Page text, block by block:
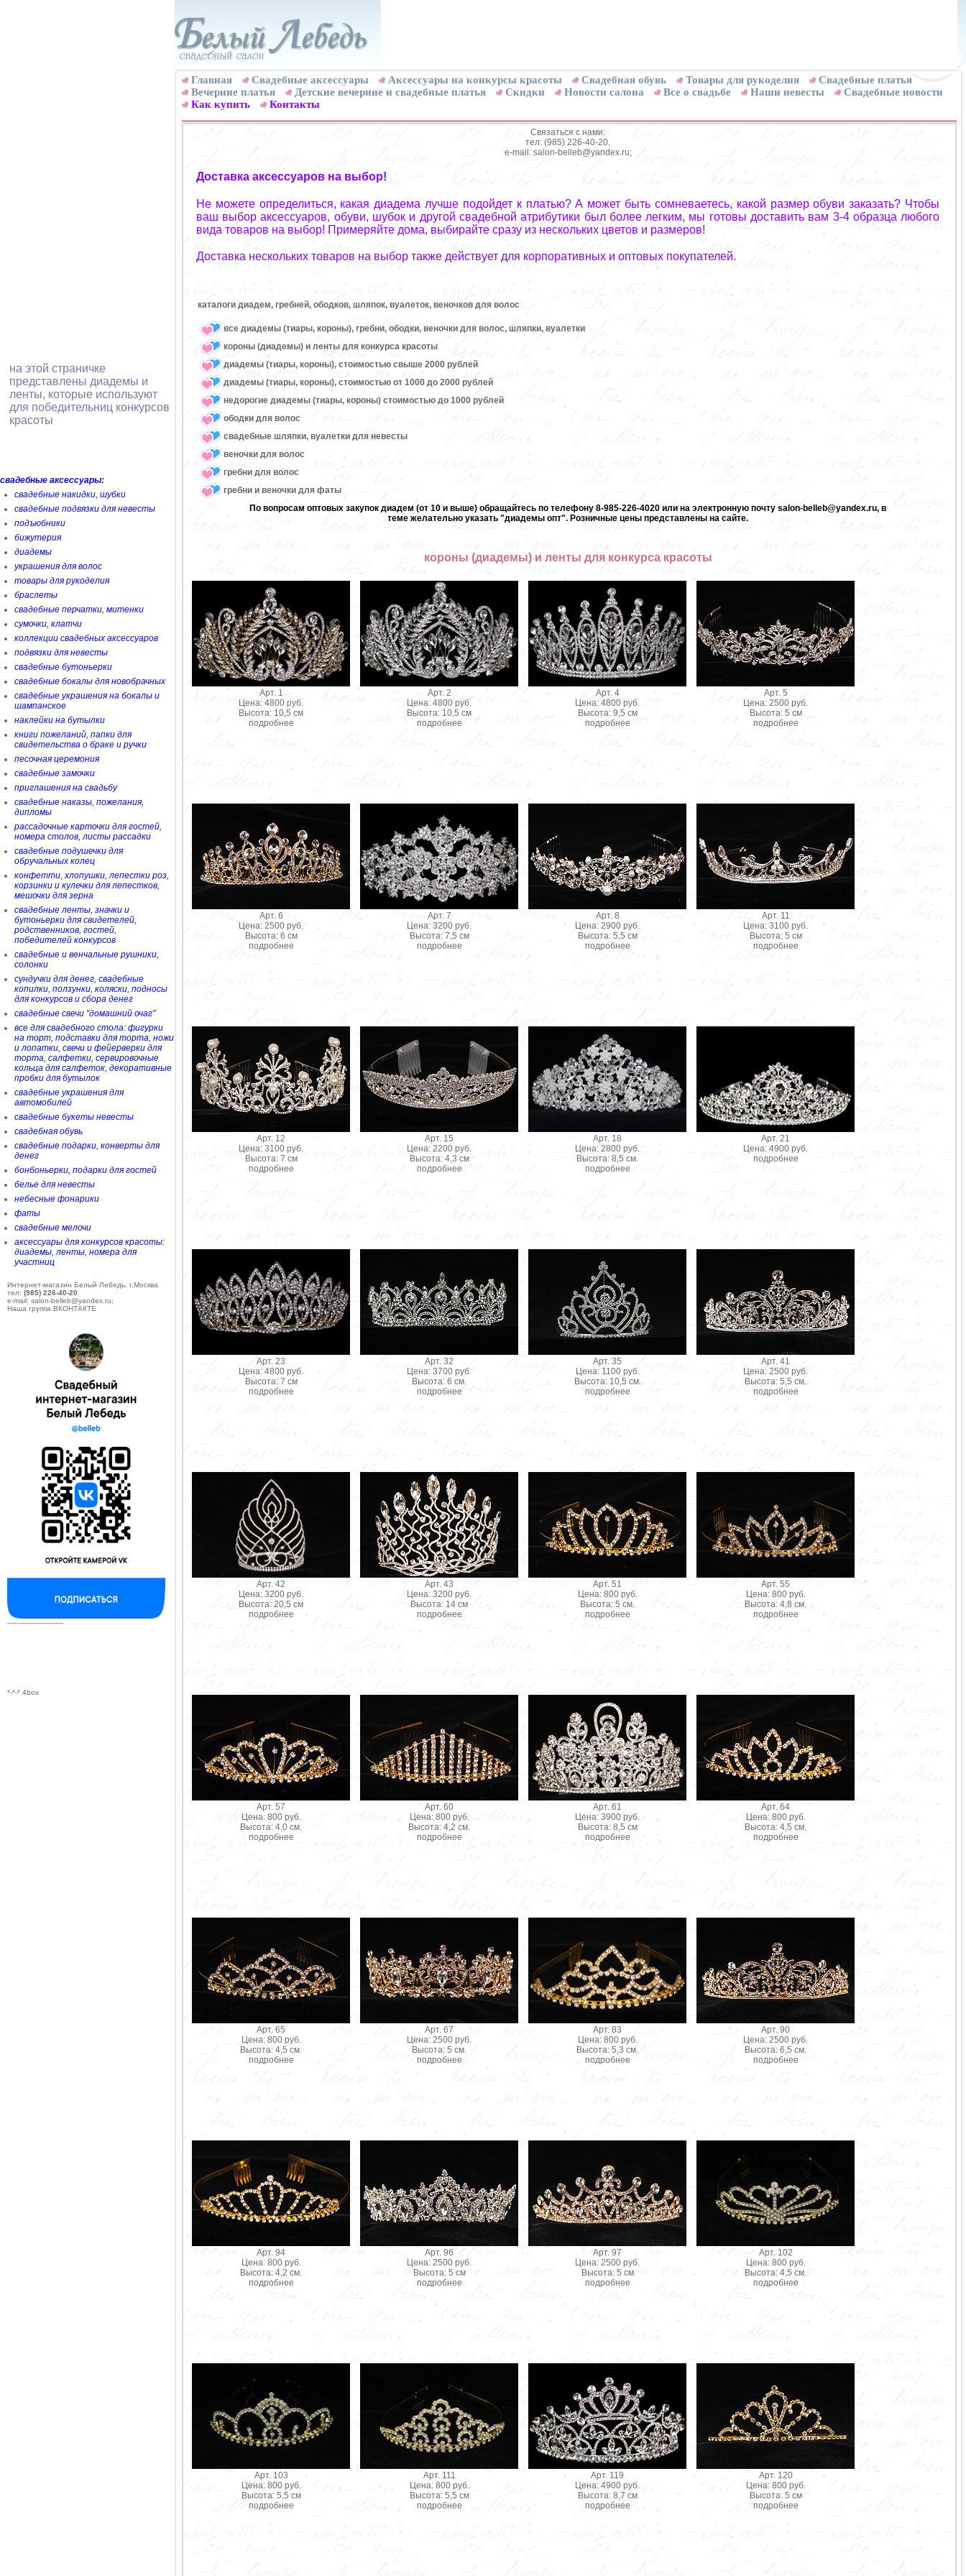
на этой страничке
представлены диадемы и
ленты, которые используют
для победительниц конкурсов
красоты
свадебные аксессуары:
свадебные накидки, шубки
свадебные подвязки для невесты
подъюбники
бижутерия
диадемы
украшения для волос
товары для рукоделия
браслеты
свадебные перчатки, митенки
сумочки, клатчи
коллекции свадебных аксессуаров
подвязки для невесты
свадебные бутоньерки
свадебные бокалы для новобрачных
свадебные украшения на бокалы и
шампанское
наклейки на бутылки
книги пожеланий, папки для
свидетельства о браке и ручки
песочная церемония
свадебные замочки
приглашения на свадьбу
свадебные наказы, пожелания,
дипломы
рассадочные карточки для гостей,
номера столов, листы рассадки
свадебные подушечки для
обручальных колец
конфетти, хлопушки, лепестки роз,
корзинки и кулечки для лепестков,
мешочки для зерна
свадебные ленты, значки и
бутоньерки для свидетелей,
родственников, гостей,
победителей конкурсов
свадебные и венчальные рушники,
солонки
сундучки для денег, свадебные
копилки, ползунки, коляски, подносы
для конкурсов и сбора денег
свадебные свечи "домашний очаг"
все для свадебного стола: фигурки
на торт, подставки для торта, ножи
и лопатки, свечи и фейерверки для
торта, салфетки, сервировочные
кольца для салфеток, декоративные
пробки для бутылок
свадебные украшения для
автомобилей
свадебные букеты невесты
свадебная обувь
свадебные подарки, конверты для
денег
бонбоньерки, подарки для гостей
белье для невесты
небесные фонарики
фаты
свадебные мелочи
аксессуары для конкурсов красоты:
диадемы, ленты, номера для
участниц
Интернет-магазин Белый Лебедь, г.Москва
тел: (985) 226-40-20
e-mail: salon-belleb@yandex.ru;
Наша группа ВКОНТАКТЕ
--------------------------
*-*-* 4box
Главная Свадебные аксессуары Аксессуары на конкурсы красоты Свадебная обувь Товары для рукоделия
Cвадебные платья
Вечерние платья
Детские вечерние и свадебные платья Скидки Новости салона Все о свадьбе Наши невесты
Свадебные новости
Как купить
Контакты
Связаться с нами:
тел: (985) 226-40-20,
e-mail: salon-belleb@yandex.ru;
Доставка аксессуаров на выбор!
Не можете определиться, какая диадема лучше подойдет к платью? А может быть сомневаетесь, какой размер обуви заказать? Чтобы
ваш выбор аксессуаров, обуви, шубок и другой свадебной атрибутики был более легким, мы готовы доставить вам 3-4 образца любого
вида товаров на выбор! Примеряйте дома, выбирайте сразу из нескольких цветов и размеров!
Доставка нескольких товаров на выбор также действует для корпоративных и оптовых покупателей.
каталоги диадем, гребней, ободков, шляпок, вуалеток, веночков для волос
все диадемы (тиары, короны), гребни, ободки, веночки для волос, шляпки, вуалетки
короны (диадемы) и ленты для конкурса красоты
диадемы (тиары, короны), стоимостью свыше 2000 рублей
диадемы (тиары, короны), стоимостью от 1000 до 2000 рублей
недорогие диадемы (тиары, короны) стоимостью до 1000 рублей
ободки для волос
свадебные шляпки, вуалетки для невесты
веночки для волос
гребни для волос
гребни и веночки для фаты
По вопросам оптовых закупок диадем (от 10 и выше) обращайтесь по телефону 8-985-226-4020 или на электронную почту salon-belleb@yandex.ru, в
теме желательно указать "диадемы опт". Розничные цены представлены на сайте.
короны (диадемы) и ленты для конкурса красоты
Арт. 1
Цена: 4800 руб.
Высота: 10,5 см
подробнее
Арт. 2
Цена: 4800 руб.
Высота: 10,5 см
подробнее
Арт. 4
Цена: 4800 руб.
Высота: 9,5 см
подробнее
Арт. 5
Цена: 2500 руб.
Высота: 5 см
подробнее
Арт. 6
Цена: 2500 руб.
Высота: 6 см
подробнее
Арт. 7
Цена: 3200 руб.
Высота: 7,5 см
подробнее
Арт. 8
Цена: 2900 руб.
Высота: 5,5 см
подробнее
Арт. 11
Цена: 3100 руб.
Высота: 5 см
подробнее
Арт. 12
Цена: 3100 руб.
Высота: 7 см
подробнее
Арт. 15
Цена: 2200 руб.
Высота: 4,3 см
подробнее
Арт. 18
Цена: 2800 руб.
Высота: 8,5 см.
подробнее
Арт. 21
Цена: 4900 руб.
подробнее
Арт. 23
Цена: 4800 руб.
Высота: 7 см
подробнее
Арт. 32
Цена: 3700 руб.
Высота: 6 см.
подробнее
Арт. 35
Цена: 1100 руб.
Высота: 10,5 см.
подробнее
Арт. 41
Цена: 2500 руб.
Высота: 5,5 см.
подробнее
Арт. 42
Цена: 3200 руб.
Высота: 20,5 см
подробнее
Арт. 43
Цена: 3200 руб.
Высота: 14 см
подробнее
Арт. 51
Цена: 800 руб.
Высота: 5 см.
подробнее
Арт. 55
Цена: 800 руб.
Высота: 4,8 см.
подробнее
Арт. 57
Цена: 800 руб.
Высота: 4,0 см.
подробнее
Арт. 60
Цена: 800 руб.
Высота: 4,2 см.
подробнее
Арт. 61
Цена: 3900 руб.
Высота: 8,5 см
подробнее
Арт. 64
Цена: 800 руб.
Высота: 4,5 см.
подробнее
Арт. 65
Цена: 800 руб.
Высота: 4,5 см.
подробнее
Арт. 67
Цена: 2500 руб.
Высота: 5 см.
подробнее
Арт. 83
Цена: 800 руб.
Высота: 5,3 см.
подробнее
Арт. 90
Цена: 2500 руб.
Высота: 6,5 см.
подробнее
Арт. 94
Цена: 800 руб.
Высота: 4,2 см.
подробнее
Арт. 96
Цена: 2500 руб.
Высота: 5 см
подробнее
Арт. 97
Цена: 2500 руб.
Высота: 5 см
подробнее
Арт. 102
Цена: 800 руб.
Высота: 4,5 см.
подробнее
Арт. 103
Цена: 800 руб.
Высота: 5,5 см
подробнее
Арт. 111
Цена: 800 руб.
Высота: 5,5 см
подробнее
Арт. 119
Цена: 4900 руб.
Высота: 8,7 см
подробнее
Арт. 120
Цена: 800 руб.
Высота: 5 см
подробнее